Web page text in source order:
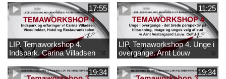
17:55
LIP. Temaworkshop 4.
Indspark. Carina Villadsen
11:25
LIP. Temaworkshop 4. Unge i
overgange. Arnt Louw
19:34 19:34